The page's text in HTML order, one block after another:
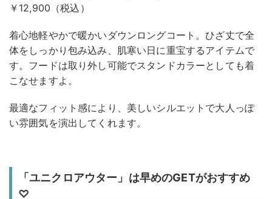
￥12,900（税込）
着心地軽やかで暖かいダウンロングコート。ひざ丈で全
体をしっかり包み込み、肌寒い日に重宝するアイテムで
す。フードは取り外し可能でスタンドカラーとしても着
こなせますよ。
最適なフィット感により、美しいシルエットで大人っぽ
い雰囲気を演出してくれます。
「ユニクロアウター」は早めのGETがおすすめ
♡